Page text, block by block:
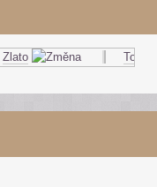
Zlato Topný